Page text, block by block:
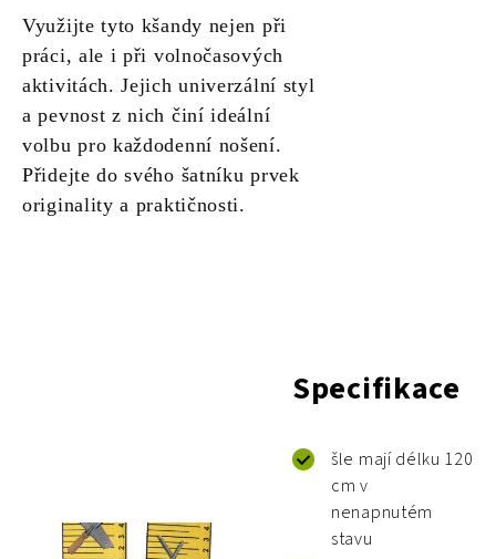
Využijte tyto kšandy nejen při
práci, ale i při volnočasových
aktivitách. Jejich univerzální styl
a pevnost z nich činí ideální
volbu pro každodenní nošení.
Přidejte do svého šatníku prvek
originality a praktičnosti.
Specifikace
šle mají délku 120
cm v
nenapnutém
stavu